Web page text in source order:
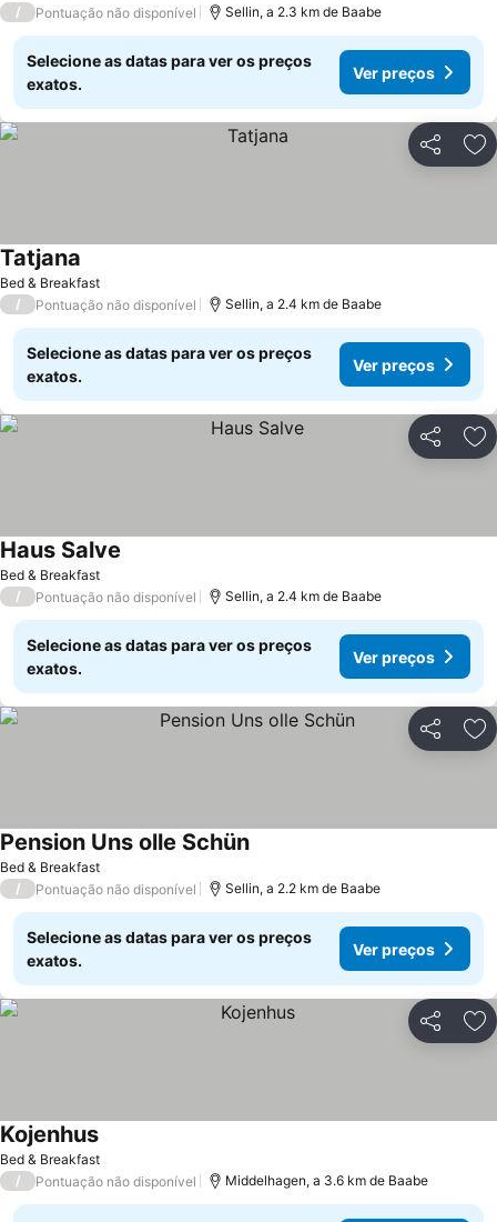
/ Pontuação não disponível Sellin, a 2.3 km de Baabe
Selecione as datas para ver os preços
exatos.
Ver preços
Partilhar
Bed & Breakfast
Tatjana
/ Pontuação não disponível Sellin, a 2.4 km de Baabe
Selecione as datas para ver os preços
exatos.
Ver preços
Partilhar
Bed & Breakfast
Haus Salve
/ Pontuação não disponível Sellin, a 2.4 km de Baabe
Selecione as datas para ver os preços
exatos.
Ver preços
Partilhar
Bed & Breakfast
Pension Uns olle Schün
/ Pontuação não disponível Sellin, a 2.2 km de Baabe
Selecione as datas para ver os preços
exatos.
Ver preços
Partilhar
Bed & Breakfast
Kojenhus
/ Pontuação não disponível Middelhagen, a 3.6 km de Baabe